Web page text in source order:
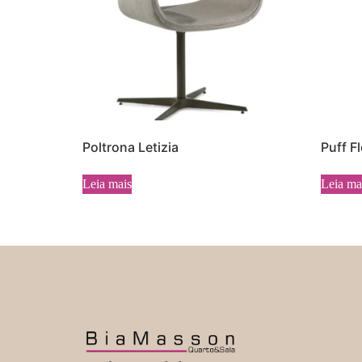
Poltrona Letizia
Leia mais
Puff
Leia